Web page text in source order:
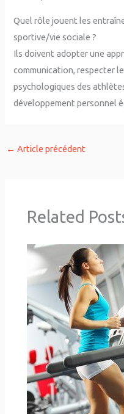
Quel rôle jouent les
sportive/vie sociale ?
Ils doivent adopter une
communication, respecter
psychologiques des
développement personnel
← Article précédent
Related